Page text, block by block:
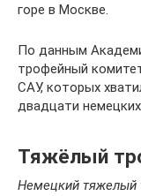
горе в Москве.
По данным
трофейный
САУ, которых
двадцати
Тяжёлый
Немецкий тяжелый